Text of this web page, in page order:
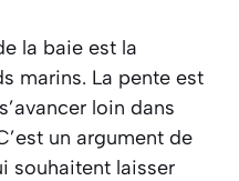
la baie est la
marins. La pente est
loin dans
un argument de
souhaitent laisser